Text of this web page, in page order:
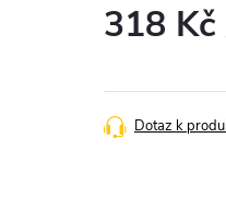
318 Kč
Dotaz k